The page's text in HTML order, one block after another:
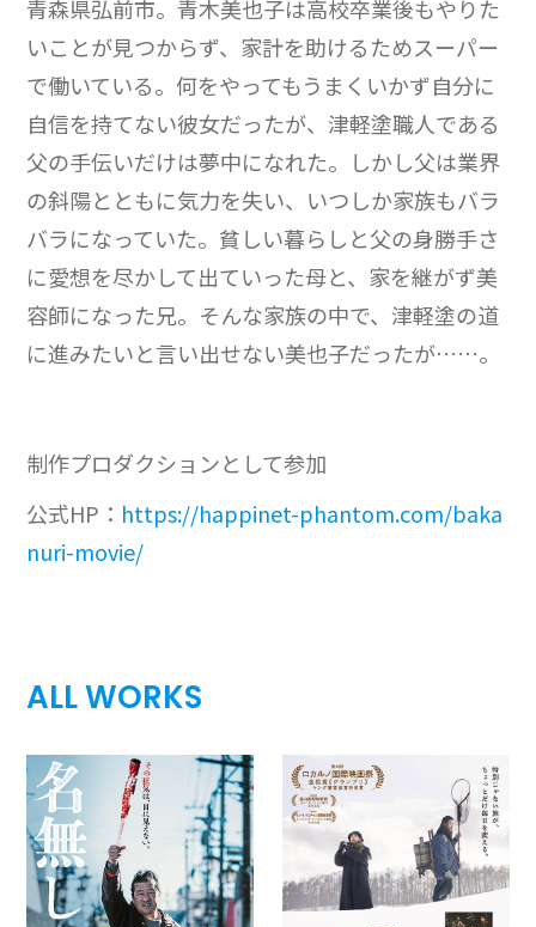
青森県弘前市。青木美也子は高校卒業後もやりた
いことが見つからず、家計を助けるためスーパー
で働いている。何をやってもうまくいかず自分に
自信を持てない彼女だったが、津軽塗職人である
父の手伝いだけは夢中になれた。しかし父は業界
の斜陽とともに気力を失い、いつしか家族もバラ
バラになっていた。貧しい暮らしと父の身勝手さ
に愛想を尽かして出ていった母と、家を継がず美
容師になった兄。そんな家族の中で、津軽塗の道
に進みたいと言い出せない美也子だったが……。
制作プロダクションとして参加
公式HP： https://happinet-phantom.com/baka
nuri-movie/
ALL WORKS